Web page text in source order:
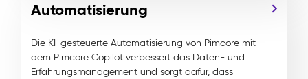
Automatisierung
Die KI-gesteuerte Automatisierung von Pimcore mit
dem Pimcore Copilot verbessert das Daten- und
Erfahrungsmanagement und sorgt dafür, dass